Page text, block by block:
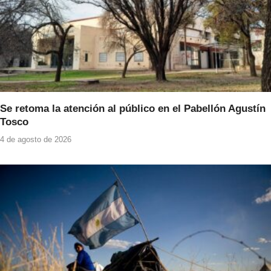
Se retoma la atención al público en el Pabellón Agustín
Tosco
4 de agosto de 2026